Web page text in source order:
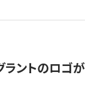
ラントのロゴ